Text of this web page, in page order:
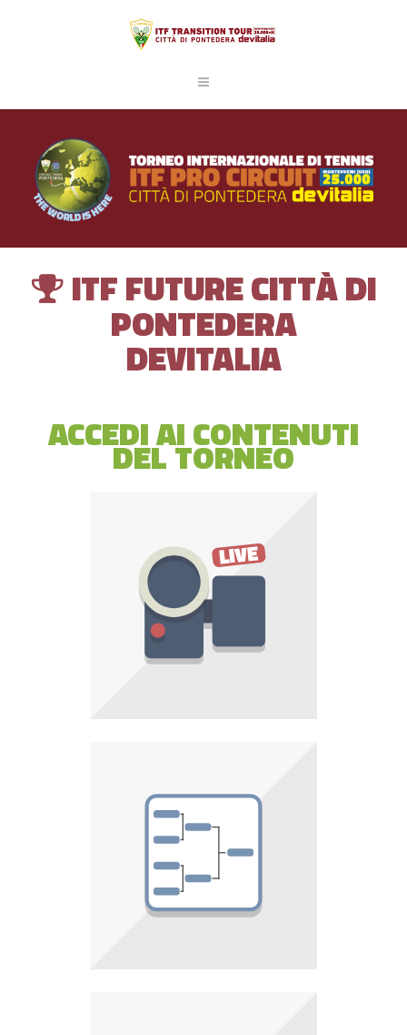
ITF FUTURE CITTÀ DI
PONTEDERA
DEVITALIA
ACCEDI AI CONTENUTI
DEL TORNEO